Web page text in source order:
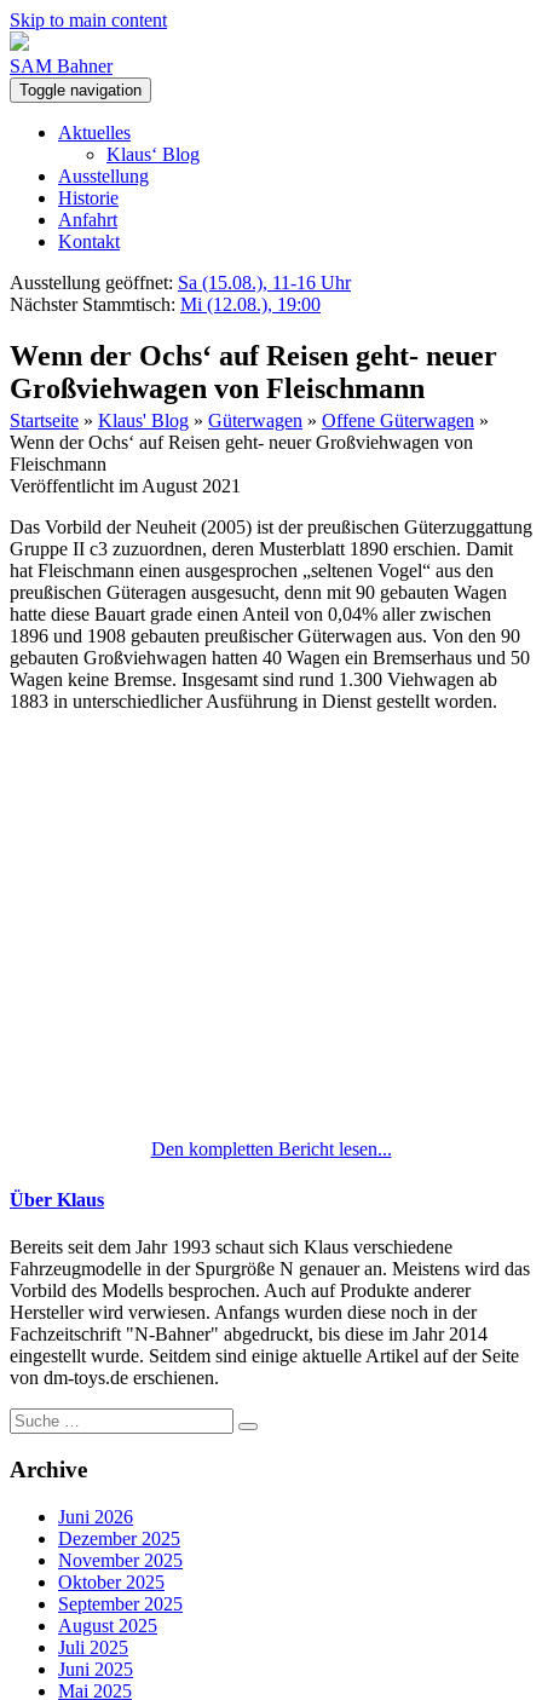
Skip to main content
SAM Bahner
Toggle navigation
Aktuelles
Klaus‘ Blog
Ausstellung
Historie
Anfahrt
Kontakt
Ausstellung geöffnet: Sa (15.08.), 11-16 Uhr
Nächster Stammtisch: Mi (12.08.), 19:00
Wenn der Ochs‘ auf Reisen geht- neuer
Großviehwagen von Fleischmann
Startseite » Klaus' Blog » Güterwagen » Offene Güterwagen »
Wenn der Ochs‘ auf Reisen geht- neuer Großviehwagen von
Fleischmann
Veröffentlicht im August 2021
Das Vorbild der Neuheit (2005) ist der preußischen Güterzuggattung
Gruppe II c3 zuzuordnen, deren Musterblatt 1890 erschien. Damit
hat Fleischmann einen ausgesprochen „seltenen Vogel“ aus den
preußischen Güteragen ausgesucht, denn mit 90 gebauten Wagen
hatte diese Bauart grade einen Anteil von 0,04% aller zwischen
1896 und 1908 gebauten preußischer Güterwagen aus. Von den 90
gebauten Großviehwagen hatten 40 Wagen ein Bremserhaus und 50
Wagen keine Bremse. Insgesamt sind rund 1.300 Viehwagen ab
1883 in unterschiedlicher Ausführung in Dienst gestellt worden.
Den kompletten Bericht lesen...
Über Klaus
Bereits seit dem Jahr 1993 schaut sich Klaus verschiedene
Fahrzeugmodelle in der Spurgröße N genauer an. Meistens wird das
Vorbild des Modells besprochen. Auch auf Produkte anderer
Hersteller wird verwiesen. Anfangs wurden diese noch in der
Fachzeitschrift "N-Bahner" abgedruckt, bis diese im Jahr 2014
eingestellt wurde. Seitdem sind einige aktuelle Artikel auf der Seite
von dm-toys.de erschienen.
Suche
nach:
Archive
Juni 2026
Dezember 2025
November 2025
Oktober 2025
September 2025
August 2025
Juli 2025
Juni 2025
Mai 2025